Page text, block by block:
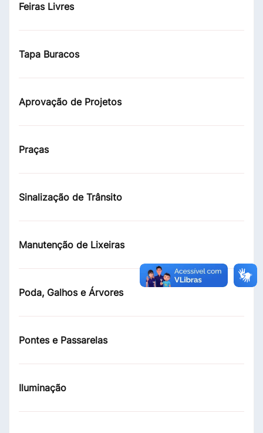
Feiras Livres
Tapa Buracos
Aprovação de Projetos
Praças
Sinalização de Trânsito
Manutenção de Lixeiras
Poda, Galhos e Árvores
Pontes e Passarelas
Iluminação